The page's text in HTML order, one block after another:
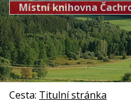
Místní knihovna
Cesta: Titulní stránka